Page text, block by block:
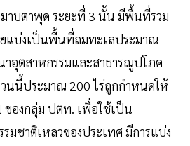
มาบตาพุด ระยะที่ 3 นั้น มีพื้นที่รวม
แบ่งเป็นพื้นที่ถมทะเลประมาณ
อุตสาหกรรมและสาธารณูปโภค
วนนี้ประมาณ 200 ไร่ถูกกำหนดให้
ของกลุ่ม ปตท. เพื่อใช้เป็น
มชาติเหลวของประเทศ มีการแบ่ง